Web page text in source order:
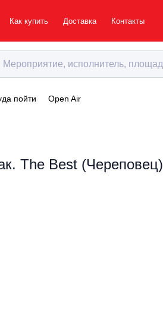
Как купить Доставка Контакты
пойти Open Air
The Best (Череповец)